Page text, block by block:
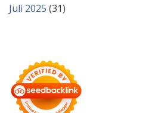
Juli 2025 (31)